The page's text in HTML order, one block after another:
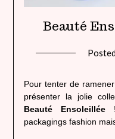
Beauté
Pour tenter de
présenter la jolie
Beauté Ensoleillée!
packagings fashion